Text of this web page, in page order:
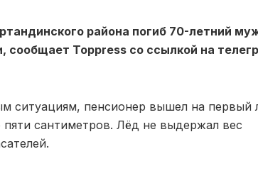
района погиб 70-летний
Toppress со ссылкой на
ситуациям, пенсионер вышел на первый
пяти сантиметров. Лёд не выдержал вес